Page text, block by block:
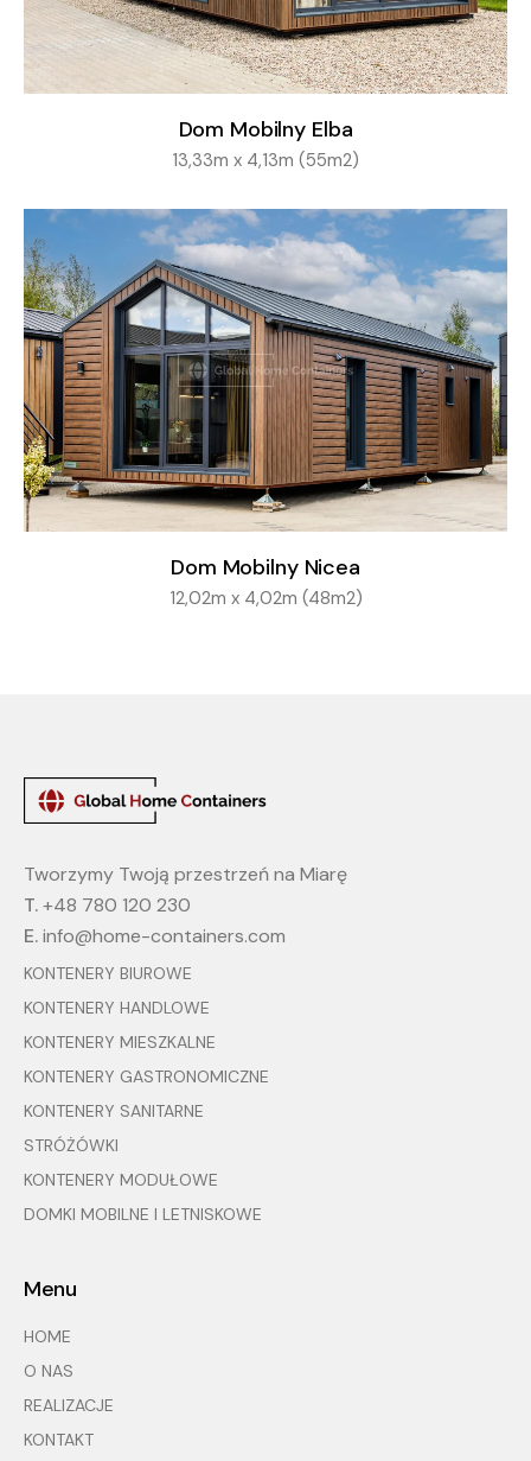
Dom Mobilny Elba
13,33m x 4,13m (55m2)
Dom Mobilny Nicea
12,02m x 4,02m (48m2)
Tworzymy Twoją przestrzeń na Miarę
T.+48 780 120 230
E.info@home-containers.com
KONTENERY BIUROWE
KONTENERY HANDLOWE
KONTENERY MIESZKALNE
KONTENERY GASTRONOMICZNE
KONTENERY SANITARNE
STRÓŻÓWKI
KONTENERY MODUŁOWE
DOMKI MOBILNE I LETNISKOWE
Menu
HOME
O NAS
REALIZACJE
KONTAKT